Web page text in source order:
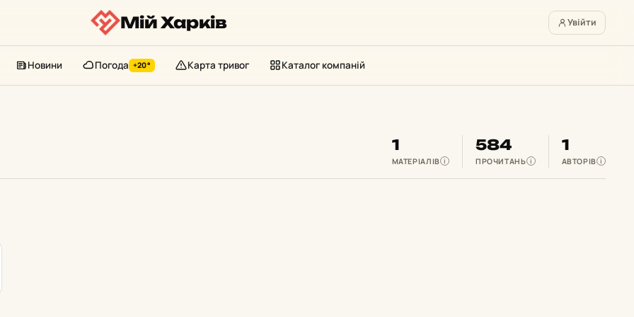
Мій Харків Увійти
Новини Погода +20° Карта тривог Каталог компаній
1
МАТЕРІАЛІВ i
584
ПРОЧИТАНЬ i
1
АВТОРІВ i